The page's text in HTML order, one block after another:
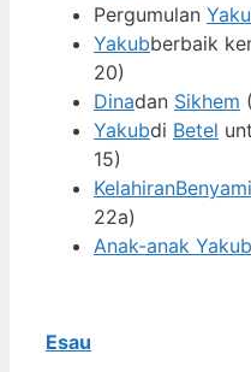
Pergumulan
Yakubberbaik
20)
Dinadan Sikhem
Yakubdi Betel
15)
Kelahiran
22a)
Anak-anak Yakub
Esau